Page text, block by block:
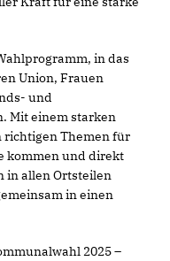
in das
Union, Frauen
und
Mit einem starken
richtigen Themen für
kommen und direkt
in allen Ortsteilen
in einen
2025 –